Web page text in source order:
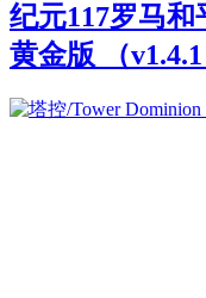
纪元117罗马和
黄金版 （